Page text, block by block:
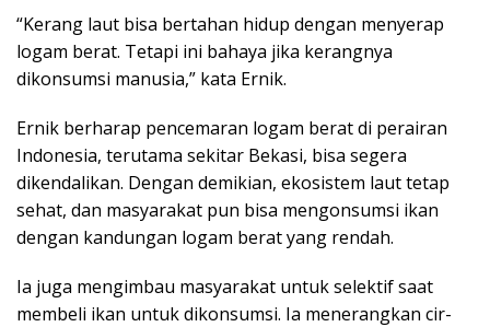
“Kerang laut bisa bertahan hidup dengan menyerap
logam berat. Tetapi ini bahaya jika kerangnya
dikonsumsi manusia,” kata Ernik.
Ernik berharap pencemaran logam berat di perairan
Indonesia, terutama sekitar Bekasi, bisa segera
dikendalikan. Dengan demikian, ekosistem laut tetap
sehat, dan masyarakat pun bisa mengonsumsi ikan
dengan kandungan logam berat yang rendah.
Ia juga mengimbau masyarakat untuk selektif saat
membeli ikan untuk dikonsumsi. Ia menerangkan cir-